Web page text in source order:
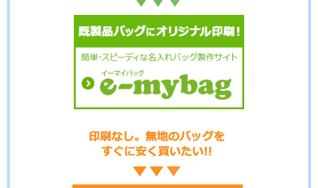
No.17-099 No.17-098
No.17-096